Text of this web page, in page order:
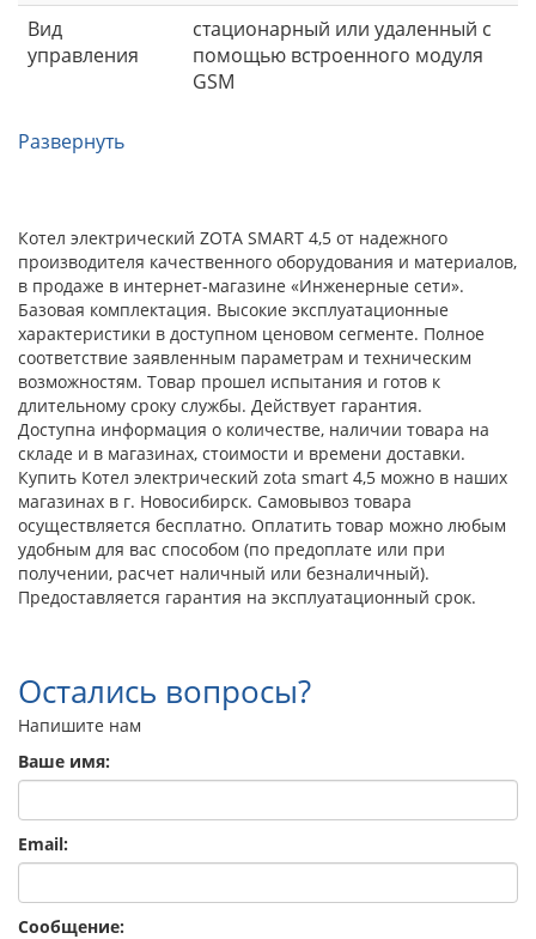
Вид
управления
стационарный или удаленный с
помощью встроенного модуля
GSM
Развернуть
Котел электрический ZOTA SMART 4,5 от надежного
производителя качественного оборудования и материалов,
в продаже в интернет-магазине «Инженерные сети».
Базовая комплектация. Высокие эксплуатационные
характеристики в доступном ценовом сегменте. Полное
соответствие заявленным параметрам и техническим
возможностям. Товар прошел испытания и готов к
длительному сроку службы. Действует гарантия.
Доступна информация о количестве, наличии товара на
складе и в магазинах, стоимости и времени доставки.
Купить Котел электрический zota smart 4,5 можно в наших
магазинах в г. Новосибирск. Самовывоз товара
осуществляется бесплатно. Оплатить товар можно любым
удобным для вас способом (по предоплате или при
получении, расчет наличный или безналичный).
Предоставляется гарантия на эксплуатационный срок.
Остались вопросы?
Напишите нам
Ваше имя:
Email:
Сообщение: